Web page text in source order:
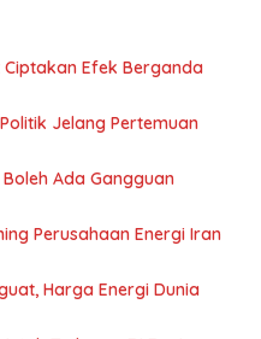
Efek Berganda
Jelang Pertemuan
Ada Gangguan
Perusahaan Energi Iran
Harga Energi Dunia